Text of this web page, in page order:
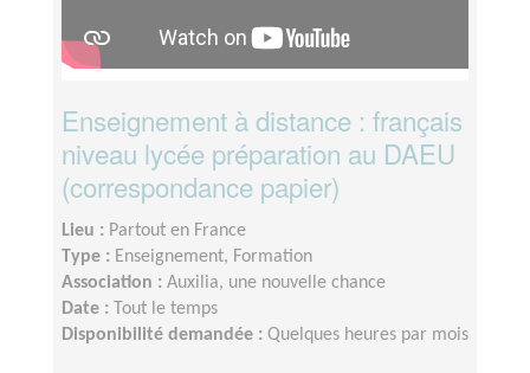
Enseignement à distance : français
niveau lycée préparation au DAEU
(correspondance papier)
Lieu : Partout en France
Type : Enseignement, Formation
Association : Auxilia, une nouvelle chance
Date :
Tout le temps
Disponibilité demandée : Quelques heures par mois